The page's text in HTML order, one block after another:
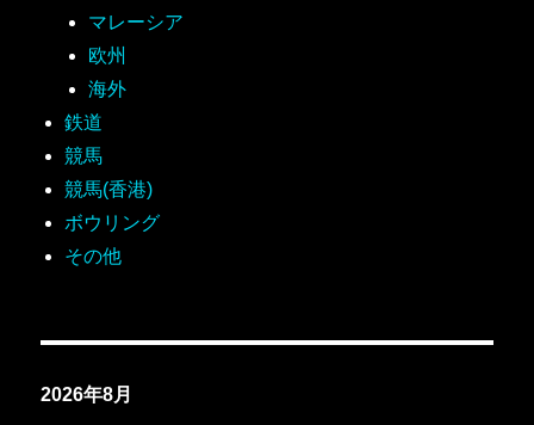
マレーシア
欧州
海外
鉄道
競馬
競馬(香港)
ボウリング
その他
2026年8月